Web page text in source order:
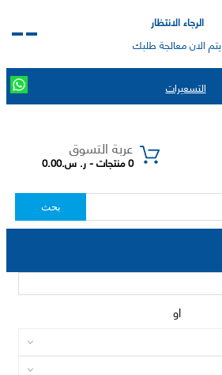
الرجاء الانتظار
يتم الان معالجة طلبك
التسعيرات
عربة التسوق
0 منتجات - ر. س.0.00
بحث
او